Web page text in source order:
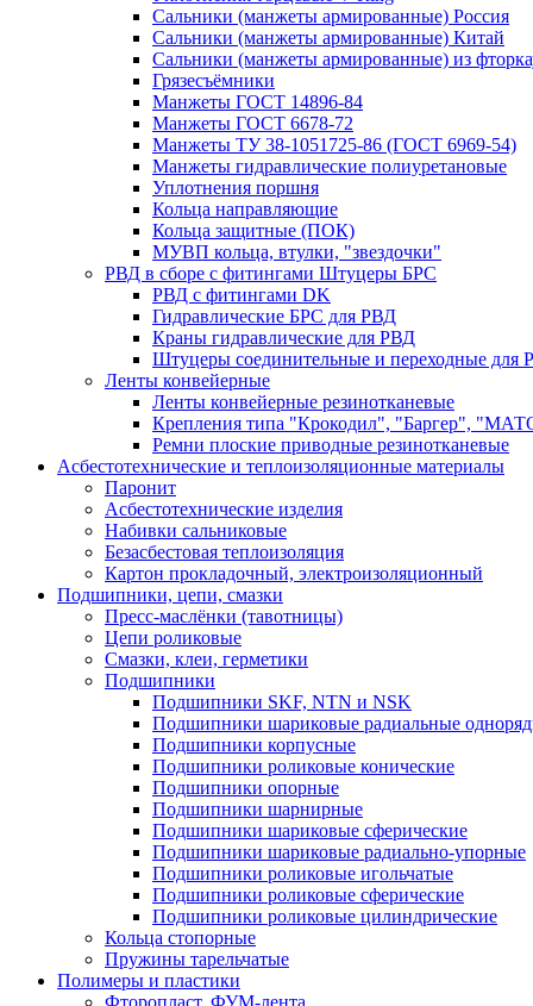
Сальники (манжеты армированные) Россия
Сальники (манжеты армированные) Китай
Сальники (манжеты армированные) из
Грязесъёмники
Манжеты ГОСТ 14896-84
Манжеты ГОСТ 6678-72
Манжеты ТУ 38-1051725-86 (ГОСТ 6969-54)
Манжеты гидравлические полиуретановые
Уплотнения поршня
Кольца направляющие
Кольца защитные (ПОК)
МУВП кольца, втулки, "звездочки"
РВД в сборе с фитингами Штуцеры БРС
РВД с фитингами DK
Гидравлические БРС для РВД
Краны гидравлические для РВД
Штуцеры соединительные и переходные для
Ленты конвейерные
Ленты конвейерные резинотканевые
Крепления типа "Крокодил", "Баргер",
Ремни плоские приводные резинотканевые
Асбестотехнические и теплоизоляционные материалы
Паронит
Асбестотехнические изделия
Набивки сальниковые
Безасбестовая теплоизоляция
Картон прокладочный, электроизоляционный
Подшипники, цепи, смазки
Пресс-маслёнки (тавотницы)
Цепи роликовые
Смазки, клеи, герметики
Подшипники
Подшипники SKF, NTN и NSK
Подшипники шариковые радиальные
Подшипники корпусные
Подшипники роликовые конические
Подшипники опорные
Подшипники шарнирные
Подшипники шариковые сферические
Подшипники шариковые радиально-упорные
Подшипники роликовые игольчатые
Подшипники роликовые сферические
Подшипники роликовые цилиндрические
Кольца стопорные
Пружины тарельчатые
Полимеры и пластики
Фторопласт, ФУМ-лента